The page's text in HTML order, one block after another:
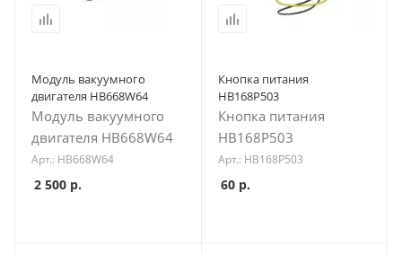
Модуль вакуумного
двигателя HB668W64
Модуль вакуумного
двигателя HB668W64
Арт.: HB668W64
2 500 р.
Кнопка питания
HB168P503
Кнопка питания
HB168P503
Арт.: HB168P503
60р.